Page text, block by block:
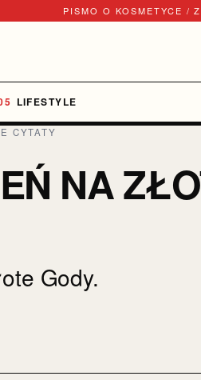
PISMO O KOSMETYCE /
LIFESTYLE
CYTATY
NA
Gody.